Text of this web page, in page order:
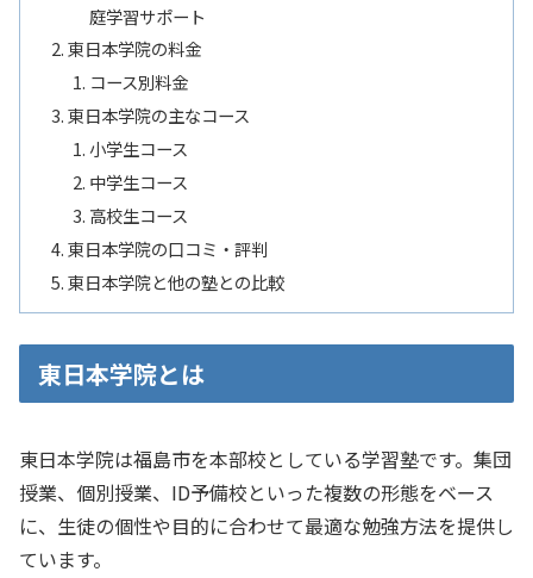
庭学習サポート
東日本学院の料金
コース別料金
東日本学院の主なコース
小学生コース
中学生コース
高校生コース
東日本学院の口コミ・評判
東日本学院と他の塾との比較
東日本学院とは
東日本学院は福島市を本部校としている学習塾です。​集団
授業、​個別授業、​ID予備校といった複数の形態をベース
に、​生徒の個性や目的に合わせて最適な勉強方法を提供し
ています。​